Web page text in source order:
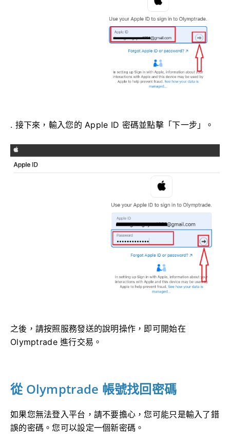
. 接下來，輸入您的 Apple ID 密碼並點擊「下一步」。
之後，請按照服務發送的說明操作，即可開始在
Olymptrade 進行交易。
從 Olymptrade 帳號找回密碼
如果您無法登入平台，請不要擔心，您可能只是輸入了錯
誤的密碼。您可以設定一個新密碼。